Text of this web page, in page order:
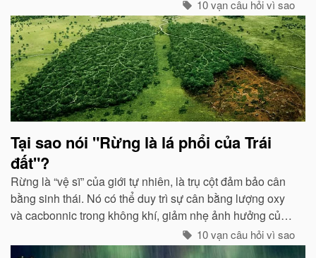
triển sẽ phát ra tia lửa...
10 vạn câu hỏi vì sao
Tại sao nói "Rừng là lá phổi của Trái
đất"?
Rừng là “vệ sĩ” của giới tự nhiên, là trụ cột đảm bảo cân
bằng sinh thái. Nó có thể duy trì sự cân bằng lượng oxy
và cacbonnic trong không khí, giảm nhẹ ảnh hưởng của
các chất thải, khí độc gây nên ô nhiễm, làm trong sạch
môi trường...
10 vạn câu hỏi vì sao